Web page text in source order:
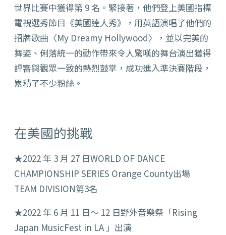
世界比賽中獲得第 9 名。緊接著，他們登上美國指標
電視選秀節目《美國達人秀》，用英語演唱了他們的
招牌歌曲〈My Dreamy Hollywood〉，並以完美的
舞姿、俐落統一的動作帶來令人驚嘆的舞台演出獲得
評審與觀眾一致的熱烈鼓掌，成功進入準決賽階段，
累積了不少粉絲。
在美國的挑戰
★2022 年 3 月 27 日WORLD OF DANCE
CHAMPIONSHIP SERIES Orange County出場
TEAM DIVISION第3名
★2022 年 6 月 11 日～ 12 日野外音樂祭「Rising
Japan MusicFest in LA 」出演